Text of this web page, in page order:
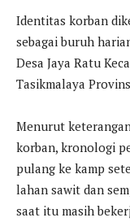
Identitas korban
sebagai buruh
Desa Jaya Ratu
Tasikmalaya
Menurut
korban, kronologi
pulang ke kamp
lahan sawit dan
saat itu masih